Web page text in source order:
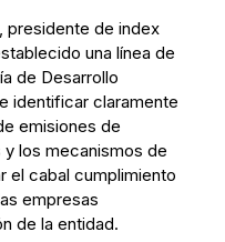
presidente de index
una línea de
de Desarrollo
identificar claramente
emisiones de
los mecanismos de
el cabal cumplimiento
empresas
de la entidad.